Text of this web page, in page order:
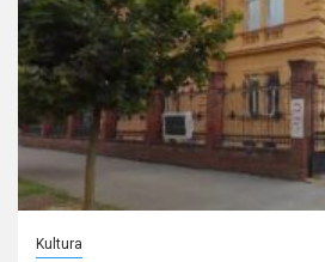
Kultura